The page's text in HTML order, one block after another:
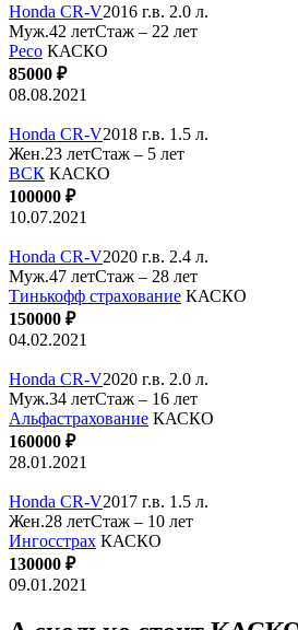
Honda CR-V2016 г.в. 2.0 л.
Муж.42 летСтаж – 22 лет
Ресо КАСКО
85000 ₽
08.08.2021
Honda CR-V2018 г.в. 1.5 л.
Жен.23 летСтаж – 5 лет
ВСК КАСКО
100000 ₽
10.07.2021
Honda CR-V2020 г.в. 2.4 л.
Муж.47 летСтаж – 28 лет
Тинькофф страхование КАСКО
150000 ₽
04.02.2021
Honda CR-V2020 г.в. 2.0 л.
Муж.34 летСтаж – 16 лет
Альфастрахование КАСКО
160000 ₽
28.01.2021
Honda CR-V2017 г.в. 1.5 л.
Жен.28 летСтаж – 10 лет
Ингосстрах КАСКО
130000 ₽
09.01.2021